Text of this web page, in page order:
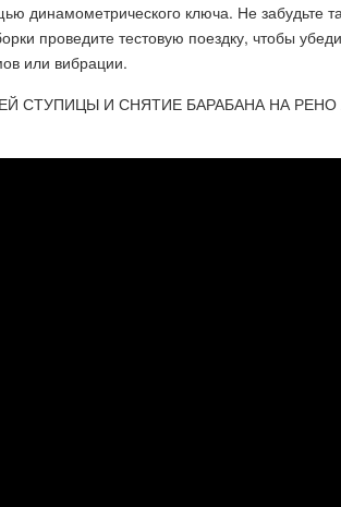
динамометрического ключа. Не забудьте
проведите тестовую поездку, чтобы
или вибрации.
СТУПИЦЫ И СНЯТИЕ БАРАБАНА НА